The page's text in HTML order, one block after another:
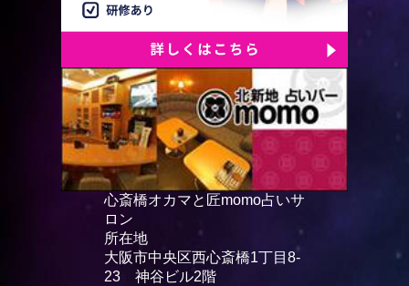
心斎橋オカマと匠momo占いサ
ロン
所在地
大阪市中央区西心斎橋1丁目8-
23 神谷ビル2階